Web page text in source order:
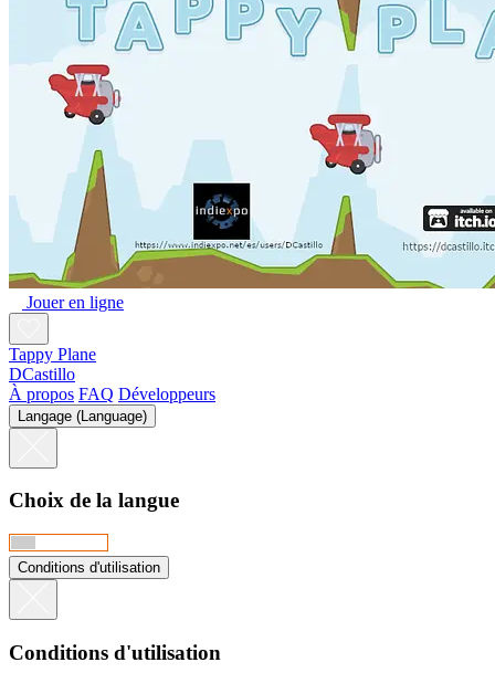
Jouer en ligne
Tappy Plane
DCastillo
À propos FAQ Développeurs
Langage (Language)
Choix de la langue
Conditions d'utilisation
Conditions d'utilisation